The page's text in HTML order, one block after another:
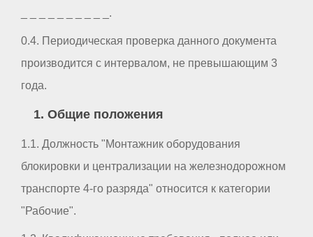
_ _ _ _ _ _ _ _ _ _.
0.4. Периодическая проверка данного документа
производится с интервалом, не превышающим 3
года.
1. Общие положения
1.1. Должность "Монтажник оборудования
блокировки и централизации на железнодорожном
транспорте 4-го разряда" относится к категории
"Рабочие".